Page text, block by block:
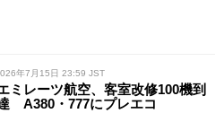
年7月15日 23:59 JST
ミレーツ航空、客室改修100機到
A380・777にプレエコ